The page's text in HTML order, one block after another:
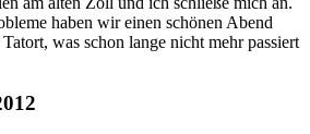
haben wir einen schönen Abend
was schon lange nicht mehr passiert